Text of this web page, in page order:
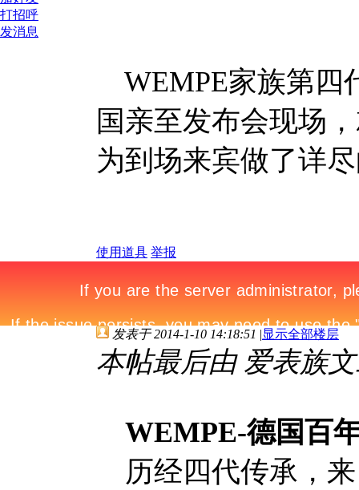
打招呼
发消息
WEMPE家族第四
国亲至发布会现场
为到场来宾做了详
使用道具 举报
发表于 2014-1-10 14:18:51 |显示全部楼层
本帖最后由 爱表族
WEMPE-德国百
历经四代传承，来